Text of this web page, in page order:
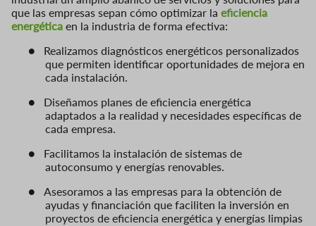
que las empresas sepan cómo optimizar la eficiencia
energética en la industria de forma efectiva:
●
Realizamos diagnósticos energéticos personalizados
que permiten identificar oportunidades de mejora en
cada instalación.
●
Diseñamos planes de eficiencia energética
adaptados a la realidad y necesidades específicas de
cada empresa.
●
Facilitamos la instalación de sistemas de
autoconsumo y energías renovables.
●
Asesoramos a las empresas para la obtención de
ayudas y financiación que faciliten la inversión en
proyectos de eficiencia energética y energías limpias